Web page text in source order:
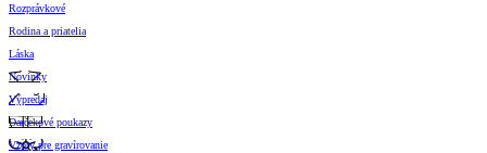
Rozprávkové
Rodina a priatelia
Láska
Novinky
Výpredaj
Darčekové poukazy
Vzory pre gravírovanie